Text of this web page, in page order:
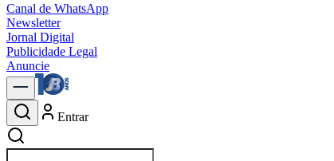
Canal de WhatsApp
Newsletter
Jornal Digital
Publicidade Legal
Anuncie
Entrar